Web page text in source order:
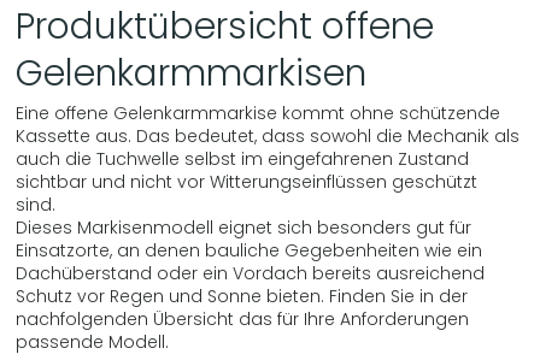
Produktübersicht offene
Gelenkarmmarkisen
Eine offene Gelenkarmmarkise kommt ohne schützende
Kassette aus. Das bedeutet, dass sowohl die Mechanik als
auch die Tuchwelle selbst im eingefahrenen Zustand
sichtbar und nicht vor Witterungseinflüssen geschützt
sind.
Dieses Markisenmodell eignet sich besonders gut für
Einsatzorte, an denen bauliche Gegebenheiten wie ein
Dachüberstand oder ein Vordach bereits ausreichend
Schutz vor Regen und Sonne bieten. Finden Sie in der
nachfolgenden Übersicht das für Ihre Anforderungen
passende Modell.